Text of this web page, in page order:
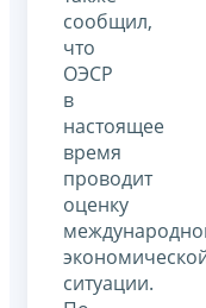
сообщил,
что
ОЭСР
в
настоящее
время
проводит
оценку
ситуации.